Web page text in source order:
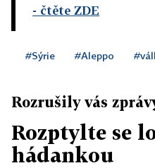
- čtěte ZDE
#Sýrie #Aleppo
Rozrušily vás
Rozptylte se
hádankou